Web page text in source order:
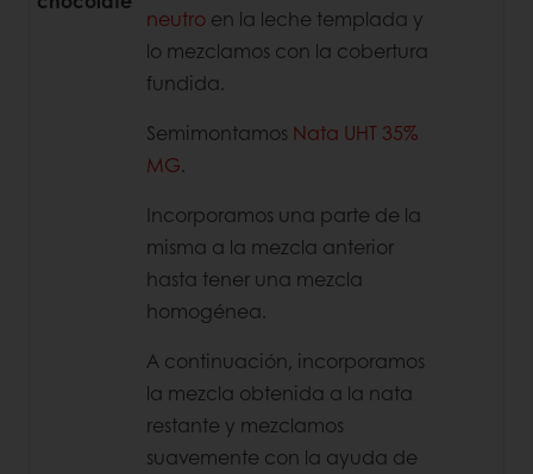
neutro en la leche templada y
lo mezclamos con la cobertura
fundida.
Semimontamos Nata UHT 35%
MG.
Incorporamos una parte de la
misma a la mezcla anterior
hasta tener una mezcla
homogénea.
A continuación, incorporamos
la mezcla obtenida a la nata
restante y mezclamos
suavemente con la ayuda de